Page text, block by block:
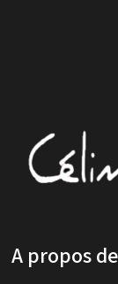
A propos